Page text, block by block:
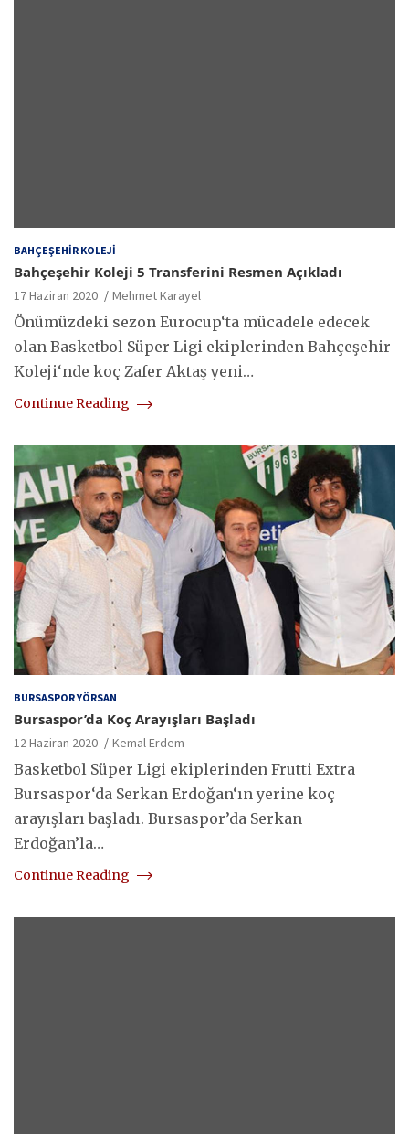
BAHÇEŞEHIR KOLEJI
Bahçeşehir Koleji 5 Transferini Resmen Açıkladı
17 Haziran 2020 Mehmet Karayel
Önümüzdeki sezon Eurocup‘ta mücadele edecek
olan Basketbol Süper Ligi ekiplerinden Bahçeşehir
Koleji‘nde koç Zafer Aktaş yeni…
Continue Reading
BURSASPOR YÖRSAN
Bursaspor’da Koç Arayışları Başladı
12 Haziran 2020 Kemal Erdem
Basketbol Süper Ligi ekiplerinden Frutti Extra
Bursaspor‘da Serkan Erdoğan‘ın yerine koç
arayışları başladı. Bursaspor’da Serkan
Erdoğan’la…
Continue Reading